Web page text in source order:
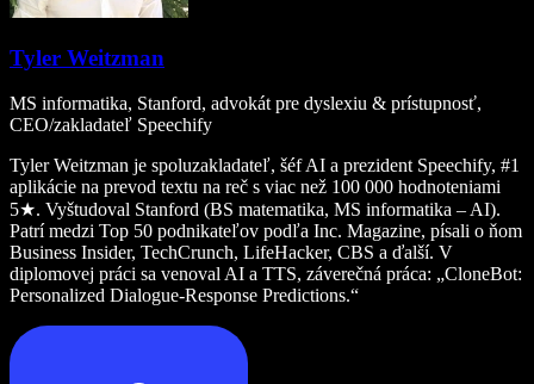
Tyler Weitzman
MS informatika, Stanford, advokát pre dyslexiu & prístupnosť,
CEO/zakladateľ Speechify
Tyler Weitzman je spoluzakladateľ, šéf AI a prezident Speechify, #1
aplikácie na prevod textu na reč s viac než 100 000 hodnoteniami
5★. Vyštudoval Stanford (BS matematika, MS informatika – AI).
Patrí medzi Top 50 podnikateľov podľa Inc. Magazine, písali o ňom
Business Insider, TechCrunch, LifeHacker, CBS a ďalší. V
diplomovej práci sa venoval AI a TTS, záverečná práca: „CloneBot:
Personalized Dialogue-Response Predictions.“